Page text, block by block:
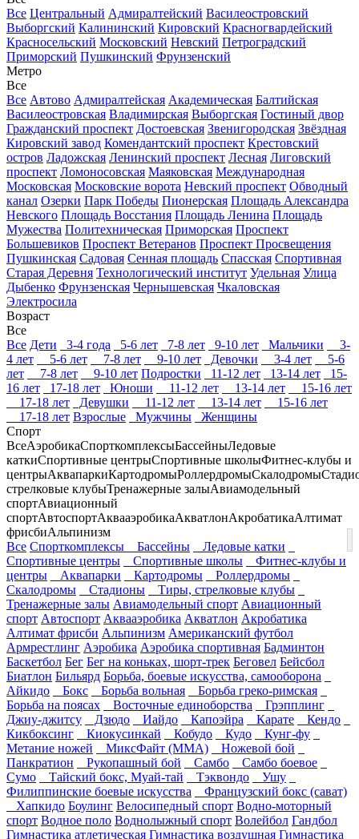
Все Центральный Адмиралтейский Василеостровский
Выборгский Калининский Кировский Красногвардейский
Красносельский Московский Невский Петроградский
Приморский Пушкинский Фрунзенский
Метро
Все
Все Автово Адмиралтейская Академическая Балтийская
Василеостровская Владимирская Выборгская Гостиный двор
Гражданский проспект Достоевская Звенигородская Звёздная
Кировский завод Комендантский проспект Крестовский
остров Ладожская Ленинский проспект Лесная Лиговский
проспект Ломоносовская Маяковская Международная
Московская Московские ворота Невский проспект Обводный
канал Озерки Парк Победы Пионерская Площадь Александра
Невского Площадь Восстания Площадь Ленина Площадь
Мужества Политехническая Приморская Проспект
Большевиков Проспект Ветеранов Проспект Просвещения
Пушкинская Садовая Сенная площадь Спасская Спортивная
Старая Деревня Технологический институт Удельная Улица
Дыбенко Фрунзенская Чернышевская Чкаловская
Электросила
Возраст
Все
Все Дети 3-4 года 5-6 лет 7-8 лет 9-10 лет Мальчики
3-
4 лет
5-6 лет 7-8 лет 9-10 лет Девочки 3-4 лет
5-6
лет
7-8 лет 9-10 лет Подростки 11-12 лет 13-14 лет
15-
16 лет
17-18 лет Юноши 11-12 лет 13-14 лет
15-16 лет
17-18 лет
Девушки 11-12 лет 13-14 лет
15-16 лет
17-18 лет Взрослые Мужчины
Женщины
Спорт
ВсеАэробикаСпорткомплексыБассейныЛедовые
каткиСпортивные центрыСпортивные школыФитнес-клубы и
центрыАквапаркиКартодромыРоллердромыСкалодромы
стрелковые клубыТренажерные залыАвиамодельный
спортАвиационный
спортАвтоспортАквааэробикаАкватлонАкробатикаАлтимат
фрисбиАльпинизм
Все Спорткомплексы Бассейны
Ледовые катки
Спортивные центры
Спортивные школы
Фитнес-клубы и
центры
Аквапарки Картодромы
Роллердромы
Скалодромы
Стадионы
Тиры, стрелковые клубы
Тренажерные залы Авиамодельный спорт Авиационный
спорт Автоспорт Аквааэробика Акватлон Акробатика
Алтимат фрисби Альпинизм Американский футбол
Армрестлинг Аэробика Аэробика спортивная Бадминтон
Баскетбол Бег Бег на коньках, шорт-трек Беговел Бейсбол
Биатлон Бильярд Борьба, боевые искусства, самооборона
Айкидо
Бокс Борьба вольная
Борьба греко-римская
Борьба на поясах
Восточные единоборства
Грэпплинг
Джиу-джитсу
Дзюдо Иайдо Капоэйра Карате
Кендо
Кикбоксинг
Киокусинкай Кобудо Кудо
Кунг-фу
Метание ножей
МиксФайт (ММА)
Ножевой бой
Панкратион
Рукопашный бой Самбо
Самбо боевое
Сумо
Тайский бокс, Муай-тай Тэквондо
Ушу
Филиппинские боевые искусства
Французский бокс (сават)
Хапкидо Боулинг Велосипедный спорт Водно-моторный
спорт Водное поло Воднолыжный спорт Волейбол Гандбол
Гимнастика атлетическая Гимнастика воздушная Гимнастика